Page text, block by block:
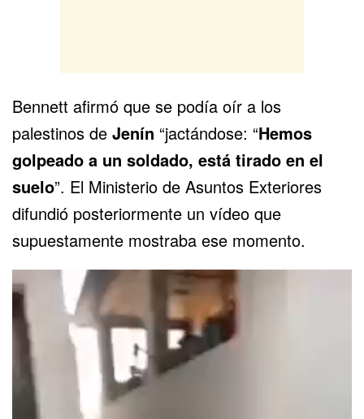
Bennett afirmó que se podía oír a los
palestinos de Jenín “jactándose: “Hemos
golpeado a un soldado, está tirado en el
suelo”. El Ministerio de Asuntos Exteriores
difundió posteriormente un vídeo que
supuestamente mostraba ese momento.